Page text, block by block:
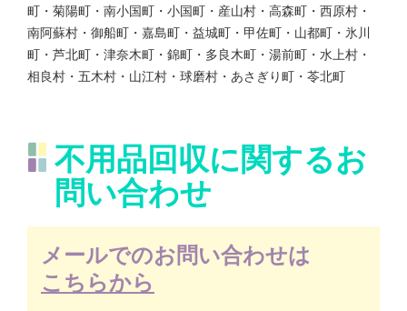
町・菊陽町・南小国町・小国町・産山村・高森町・西原村・
南阿蘇村・御船町・嘉島町・益城町・甲佐町・山都町・氷川
町・芦北町・津奈木町・錦町・多良木町・湯前町・水上村・
相良村・五木村・山江村・球磨村・あさぎり町・苓北町
不用品回収に関するお
問い合わせ
メールでのお問い合わせは
こちらから